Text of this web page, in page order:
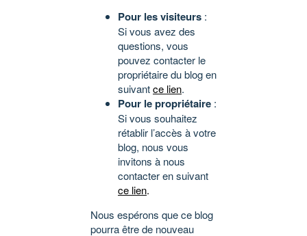
Pour les visiteurs :
Si vous avez des
questions, vous
pouvez contacter le
propriétaire du blog en
suivantce lien.
Pour le propriétaire :
Si vous souhaitez
rétablir l’accès à votre
blog, nous vous
invitons à nous
contacter en suivant
ce lien.
Nous espérons que ce blog
pourra être de nouveau